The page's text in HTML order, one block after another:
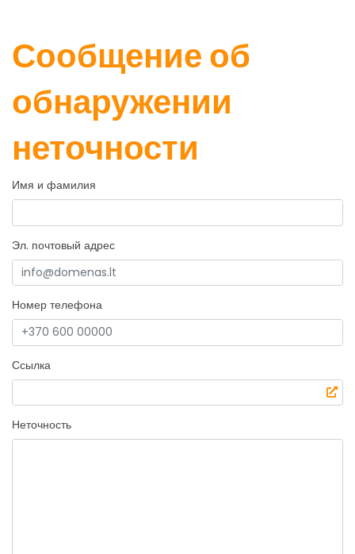
Сообщение об
обнаружении
неточности
Имя и фамилия
Эл. почтовый адрес
Номер телефона
Ссылка
Неточность